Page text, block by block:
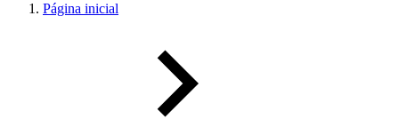
Página inicial